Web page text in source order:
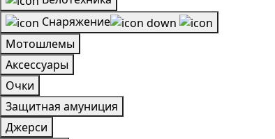
Снаряжение
Мотошлемы
Аксессуары
Очки
Защитная амуниция
Джерси